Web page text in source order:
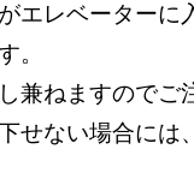
エレベーターに
。
兼ねますのでご
せない場合には